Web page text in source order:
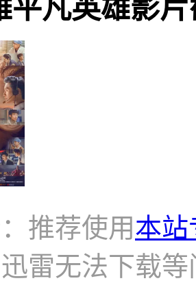
凡英雄影片
推荐使用本站
雷无法下载等